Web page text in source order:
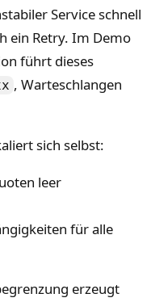
Service schnell
ein Retry. Im Demo
führt dieses
, Warteschlangen
sich selbst:
leer
für alle
erzeugt